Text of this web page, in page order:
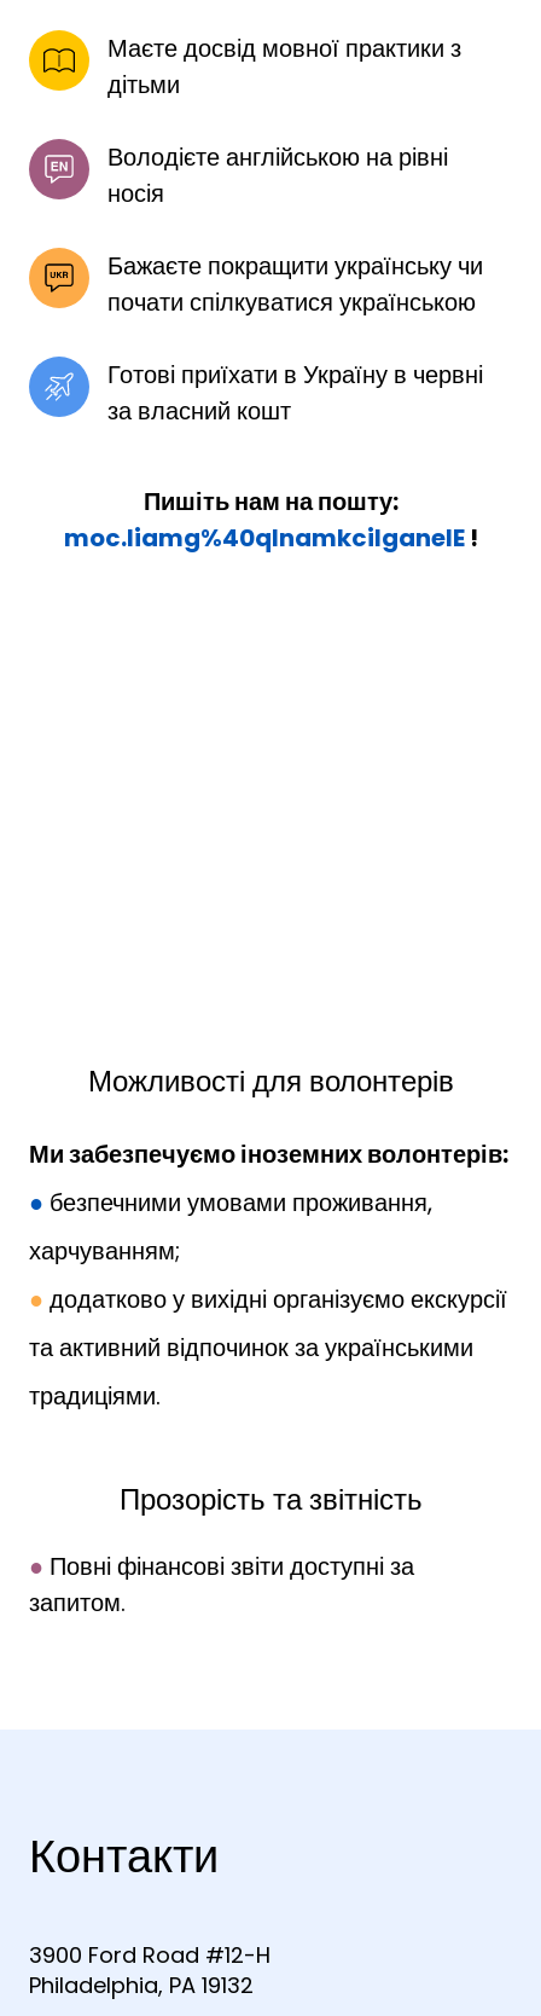
Маєте досвід мовної практики з
дітьми
Володієте англійською на рівні
носія
Бажаєте покращити українську чи
почати спілкуватися українською
Готові приїхати в Україну в червні
за власний кошт
Пишіть нам на пошту:
moc.liamg%40qlnamkcilganelE !
Можливості для волонтерів
Ми забезпечуємо іноземних волонтерів:
● безпечними умовами проживання,
харчуванням;
● додатково у вихідні організуємо екскурсії
та активний відпочинок за українськими
традиціями.
Прозорість та звітність
● Повні фінансові звіти доступні за
запитом.
Контакти
3900 Ford Road #12-H
Philadelphia, PA 19132